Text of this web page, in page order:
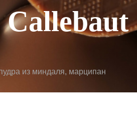
из миндаля, марципан